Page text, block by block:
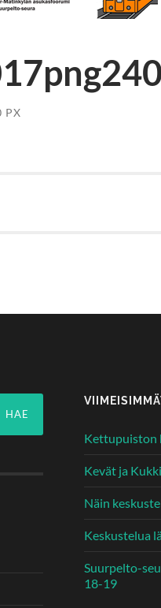
PX
Kettupuiston
Kevät ja
Näin
Keskustelua
Suurpelto-
18-19